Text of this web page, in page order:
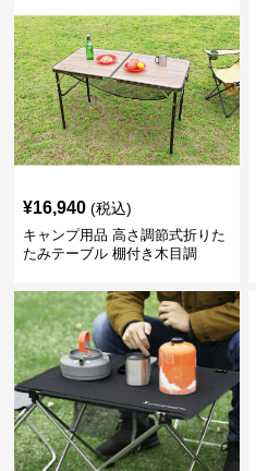
¥16,940 (税込)
キャンプ用品 高さ調節式折りた
たみテーブル 棚付き木目調